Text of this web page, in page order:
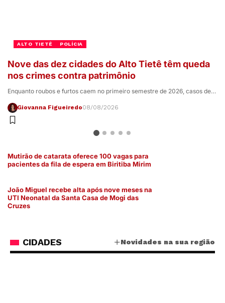
ALTO TIETÊ POLÍCIA
Nove das dez cidades do Alto Tietê têm queda
nos crimes contra patrimônio
Enquanto roubos e furtos caem no primeiro semestre de 2026, casos de…
Giovanna Figueiredo08/08/2026
Mutirão de catarata oferece 100 vagas para
pacientes da fila de espera em Biritiba Mirim
João Miguel recebe alta após nove meses na
UTI Neonatal da Santa Casa de Mogi das
Cruzes
CIDADES Novidades na sua região